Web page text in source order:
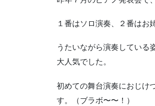
１番はソロ演奏、２番はお
うたいながら演奏している
大人気でした。
初めての舞台演奏におじけ
す。（ブラボ〜〜！）